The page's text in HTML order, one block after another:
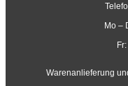
Mo –
Warenanlieferung